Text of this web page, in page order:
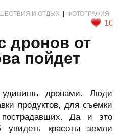
И ОТДЫХ |ФОТОГРАФИЯ
10
дронов от
пойдет
дронами. Люди
продуктов, для съемки
Да и это
красоты земли